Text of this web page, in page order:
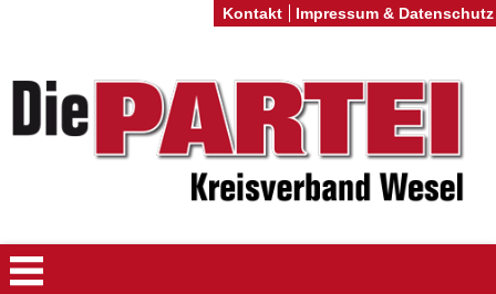
Kontakt Impressum & Datenschutz